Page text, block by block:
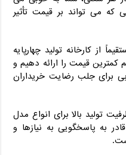
که می تواند بر قیمت تأثیر
از کارخانه تولید چهارپایه
کمترین قیمت را ارائه دهیم و
برای جلب رضایت خریداران
تولید بالا برای انواع مدل
به پاسخگویی به نیازها و